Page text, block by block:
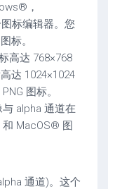
，
标编辑器。您
标。
高达 768×768
达 1024×1024
图标。
alpha 通道在
MacOS® 图
通道)。这个